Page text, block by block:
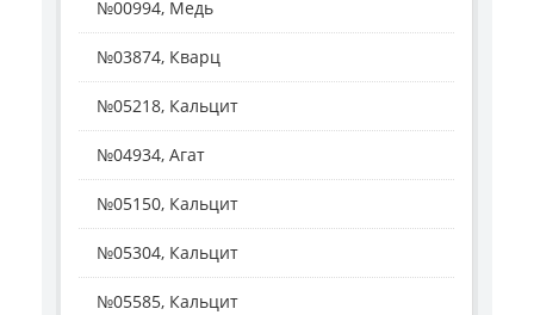
№00994, Медь
№03874, Кварц
№05218, Кальцит
№04934, Агат
№05150, Кальцит
№05304, Кальцит
№05585, Кальцит